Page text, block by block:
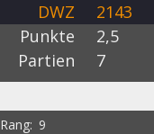
DWZ
2143
Punkte
2,5
Partien
7
Rang 9